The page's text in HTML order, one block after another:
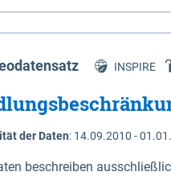
Niedersachsen (vgl. Abb.
472,5 bei
Dannenberg und Lüneburg.
INSPIRE
der Daten: 14.09.2010 -
beschreiben